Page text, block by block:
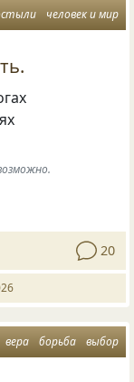
человек и мир
20
вера борьба выбор